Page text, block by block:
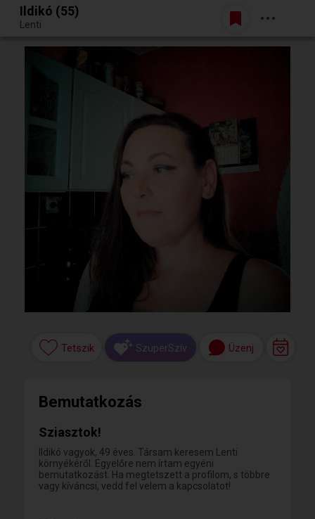
Egy jó randiból bármi lehet.
Belépés
Ildikó (55)
Lenti
Tetszik SzuperSzív Üzenj
Bemutatkozás
Sziasztok!
Ildikó vagyok, 49 éves. Társam keresem Lenti
környékéről. Egyelőre nem írtam egyéni
bemutatkozást. Ha megtetszett a profilom, s többre
vagy kíváncsi, vedd fel velem a kapcsolatot!